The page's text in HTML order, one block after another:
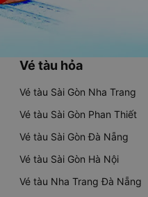
Vé tàu hỏa
Vé tàu Sài Gòn Nha Trang
Vé tàu Sài Gòn Phan Thiết
Vé tàu Sài Gòn Đà Nẵng
Vé tàu Sài Gòn Hà Nội
Vé tàu Nha Trang Đà Nẵng